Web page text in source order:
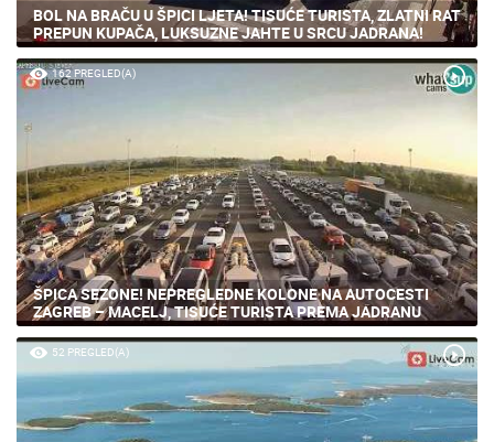
BOL NA BRAČU U ŠPICI LJETA! TISUĆE TURISTA, ZLATNI RAT
PREPUN KUPAČA, LUKSUZNE JAHTE U SRCU JADRANA!
162 PREGLED(A)
ŠPICA SEZONE! NEPREGLEDNE KOLONE NA AUTOCESTI
ZAGREB – MACELJ, TISUĆE TURISTA PREMA JADRANU
52 PREGLED(A)